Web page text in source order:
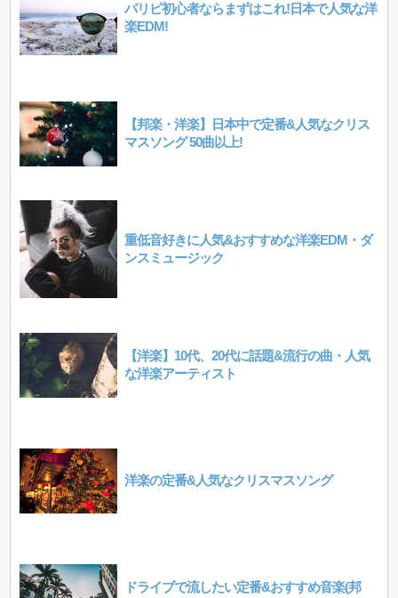
パリピ初心者ならまずはこれ!日本で人気な洋
楽EDM!
【邦楽・洋楽】日本中で定番&人気なクリス
マスソング 50曲以上!
重低音好きに人気&おすすめな洋楽EDM・ダ
ンスミュージック
【洋楽】10代、20代に話題&流行の曲・人気
な洋楽アーティスト
洋楽の定番&人気なクリスマスソング
ドライブで流したい定番&おすすめ音楽(邦